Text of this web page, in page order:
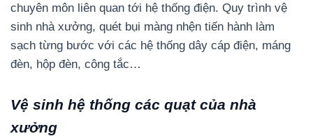
chuyên môn liên quan tới hệ thống điện. Quy trình vệ
sinh nhà xưởng, quét bụi màng nhện tiến hành làm
sạch từng bước với các hệ thống dây cáp điện, máng
đèn, hộp đèn, công tắc…
Vệ sinh hệ thống các quạt của nhà
xưởng